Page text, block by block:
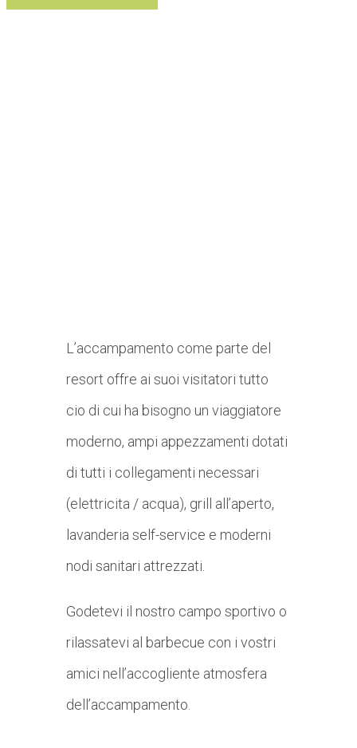
L’accampamento come parte del
resort offre ai suoi visitatori tutto
cio di cui ha bisogno un viaggiatore
moderno, ampi appezzamenti dotati
di tutti i collegamenti necessari
(elettricita / acqua), grill all’aperto,
lavanderia self-service e moderni
nodi sanitari attrezzati.
Godetevi il nostro campo sportivo o
rilassatevi al barbecue con i vostri
amici nell’accogliente atmosfera
dell’accampamento.